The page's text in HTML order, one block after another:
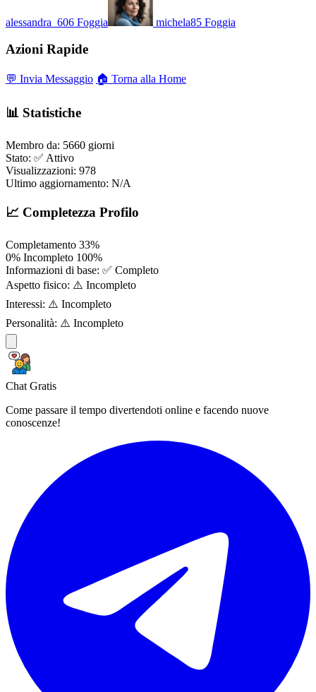
alessandra_606 Foggia michela85 Foggia
Azioni Rapide
💬 Invia Messaggio 🏠 Torna alla Home
📊 Statistiche
Membro da: 5660 giorni
Stato: ✅ Attivo
Visualizzazioni: 978
Ultimo aggiornamento: N/A
📈 Completezza Profilo
Completamento 33%
0% Incompleto 100%
Informazioni di base: ✅ Completo
Aspetto fisico: ⚠️ Incompleto
Interessi: ⚠️ Incompleto
Personalità: ⚠️ Incompleto
Chat Gratis
Come passare il tempo divertendoti online e facendo nuove
conoscenze!